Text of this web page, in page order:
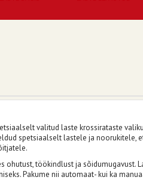
valitud laste krossirataste
spetsiaalselt lastele ja noorukitele,
ohutust, töökindlust ja
Pakume nii automaat- kui ka